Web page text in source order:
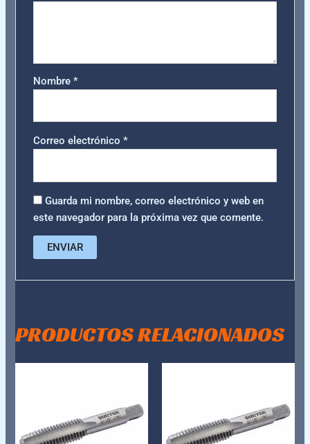
Nombre *
Correo electrónico *
Guarda mi nombre, correo electrónico y web en
este navegador para la próxima vez que comente.
PRODUCTOS RELACIONADOS